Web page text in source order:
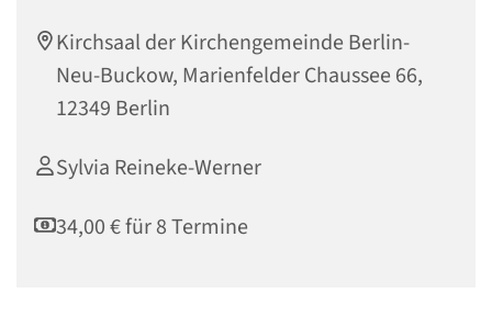
Kirchsaal der Kirchengemeinde Berlin-
Neu-Buckow, Marienfelder Chaussee 66,
12349 Berlin
Sylvia Reineke-Werner
34,00 € für 8 Termine